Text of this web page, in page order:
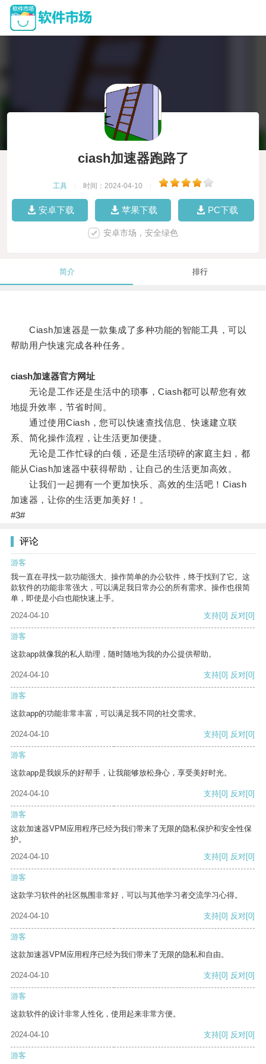
ciash加速器跑路了
工具 时间：2024-04-10
安卓下载 苹果下载 PC下载
安卓市场，安全绿色
简介 排行
Ciash加速器是一款集成了多种功能的智能工具，可以
帮助用户快速完成各种任务。
ciash加速器官方网址
无论是工作还是生活中的琐事，Ciash都可以帮您有效
地提升效率，节省时间。
通过使用Ciash，您可以快速查找信息、快速建立联
系、简化操作流程，让生活更加便捷。
无论是工作忙碌的白领，还是生活琐碎的家庭主妇，都
能从Ciash加速器中获得帮助，让自己的生活更加高效。
让我们一起拥有一个更加快乐、高效的生活吧！Ciash
加速器，让你的生活更加美好！。
#3#
评论
游客
我一直在寻找一款功能强大、操作简单的办公软件，终于找到了它。这
款软件的功能非常强大，可以满足我日常办公的所有需求。操作也很简
单，即使是小白也能快速上手。
2024-04-10
支持[0] 反对[0]
游客
这款app就像我的私人助理，随时随地为我的办公提供帮助。
2024-04-10 支持[0] 反对[0]
游客
这款app的功能非常丰富，可以满足我不同的社交需求。
2024-04-10 支持[0] 反对[0]
游客
这款app是我娱乐的好帮手，让我能够放松身心，享受美好时光。
2024-04-10 支持[0] 反对[0]
游客
这款加速器VPM应用程序已经为我们带来了无限的隐私保护和安全性保
护。
2024-04-10
支持[0] 反对[0]
游客
这款学习软件的社区氛围非常好，可以与其他学习者交流学习心得。
2024-04-10 支持[0] 反对[0]
游客
这款加速器VPM应用程序已经为我们带来了无限的隐私和自由。
2024-04-10 支持[0] 反对[0]
游客
这款软件的设计非常人性化，使用起来非常方便。
2024-04-10 支持[0] 反对[0]
游客